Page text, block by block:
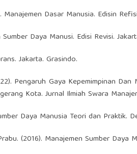
Manajemen Dasar Manusia. Edisin
Daya Manusi. Edisi Revisi.
Jakarta. Grasindo.
Pengaruh Gaya Kepemimpinan
Kota. Jurnal Ilmiah Swara
Daya Manusia Teori dan Praktik.
(2016). Manajemen Sumber Daya